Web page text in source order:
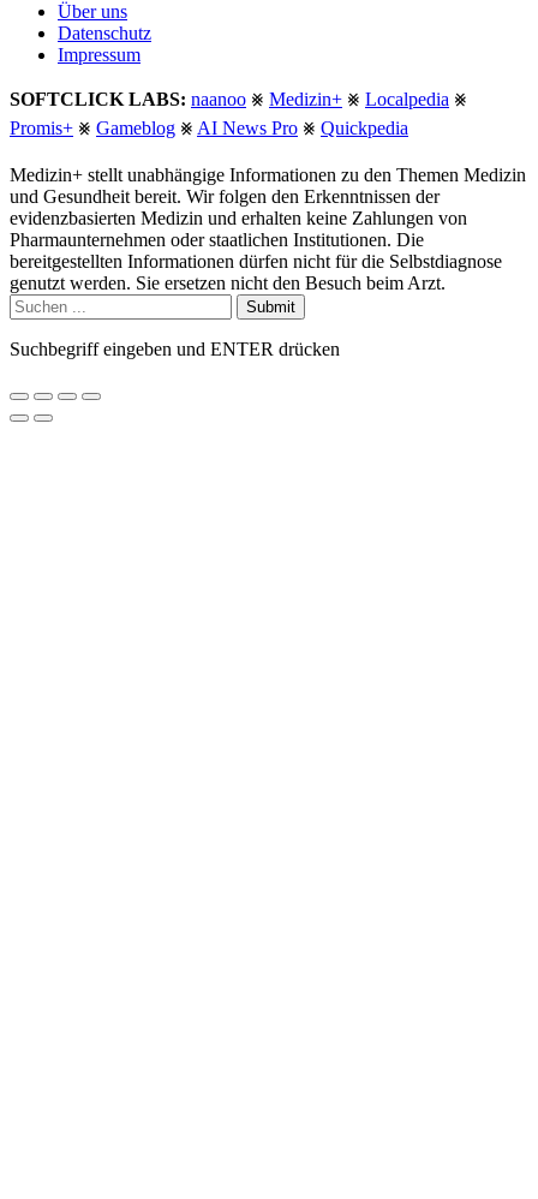
Über uns
Datenschutz
Impressum
SOFTCLICK LABS: naanoo ⨳ Medizin+ ⨳ Localpedia ⨳
Promis+ ⨳ Gameblog ⨳ AI News Pro ⨳ Quickpedia
Medizin+ stellt unabhängige Informationen zu den Themen Medizin
und Gesundheit bereit. Wir folgen den Erkenntnissen der
evidenzbasierten Medizin und erhalten keine Zahlungen von
Pharmaunternehmen oder staatlichen Institutionen. Die
bereitgestellten Informationen dürfen nicht für die Selbstdiagnose
genutzt werden. Sie ersetzen nicht den Besuch beim Arzt.
Submit
Suchbegriff eingeben und ENTER drücken